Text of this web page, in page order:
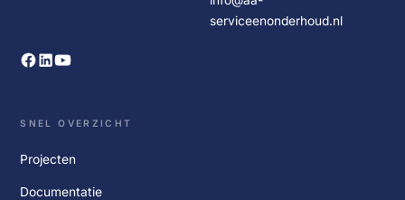
serviceenonderhoud.nl
SNEL OVERZICHT
Projecten
Documentatie